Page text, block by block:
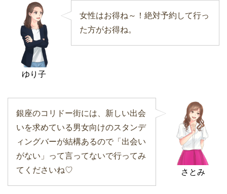
ゆり子
女性はお得ね～！絶対予約して行っ
た方がお得ね。
さとみ
銀座のコリドー街には、新しい出会
いを求めている男女向けのスタンデ
ィングバーが結構あるので「出会い
がない」って言ってないで行ってみ
てくださいね♡